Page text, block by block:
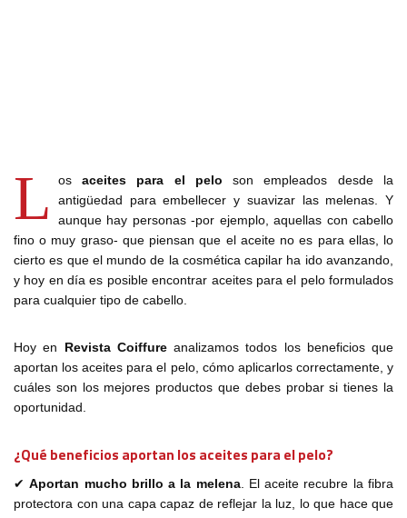
L osaceites para el pelo son empleados desde la
antigüedad para embellecer y suavizar las melenas. Y
aunque hay personas -por ejemplo, aquellas con cabello
fino o muy graso- que piensan que el aceite no es para ellas, lo
cierto es que el mundo de la cosmética capilar ha ido avanzando,
y hoy en día es posible encontrar aceites para el pelo formulados
para cualquier tipo de cabello.
Hoy en Revista Coiffureanalizamos todos los beneficios que
aportan los aceites para el pelo, cómo aplicarlos correctamente, y
cuáles son los mejores productos que debes probar si tienes la
oportunidad.
¿Qué beneficios aportan los aceites para el pelo?
✔Aportan mucho brillo a la melena. El aceite recubre la fibra
protectora con una capa capaz de reflejar la luz, lo que hace que